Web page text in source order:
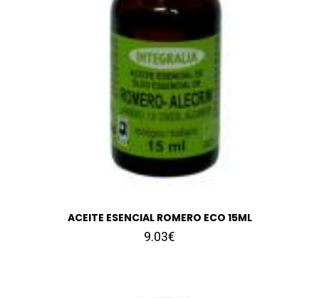
ACEITE ESENCIAL ROMERO ECO 15ML
9.03€